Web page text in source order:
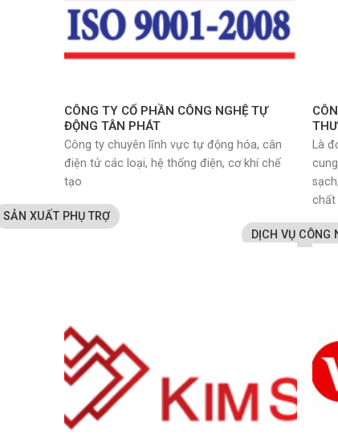
CÔNG TY CỔ PHẦN CÔNG NGHỆ TỰ
ĐỘNG TÂN PHÁT
SẢN XUẤT PHỤ TRỢ
Công ty chuyên lĩnh vực tự động hóa, cân
điện tử các loại, hệ thống điện, cơ khí chế
tạo
DỊCH VỤ CÔNG
Là
chất